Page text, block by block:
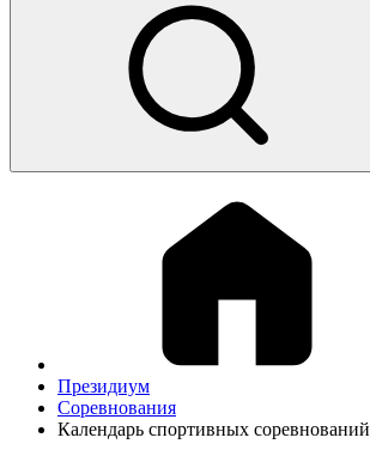
Президиум
Соревнования
Календарь спортивных соревнований